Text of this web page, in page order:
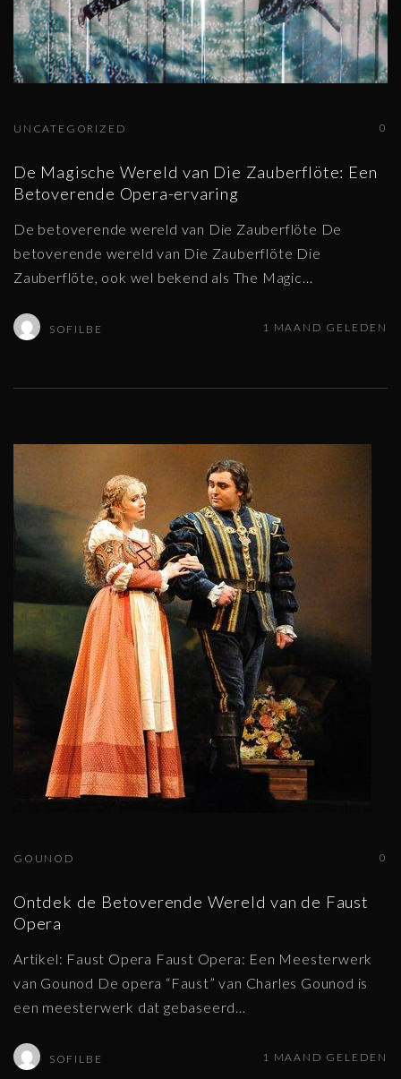
0
UNCATEGORIZED
De Magische Wereld van Die Zauberflöte: Een
Betoverende Opera-ervaring
De betoverende wereld van Die Zauberflöte De
betoverende wereld van Die Zauberflöte Die
Zauberflöte, ook wel bekend als The Magic…
SOFILBE 1 MAAND GELEDEN
0
GOUNOD
Ontdek de Betoverende Wereld van de Faust
Opera
Artikel: Faust Opera Faust Opera: Een Meesterwerk
van Gounod De opera “Faust” van Charles Gounod is
een meesterwerk dat gebaseerd…
SOFILBE 1 MAAND GELEDEN